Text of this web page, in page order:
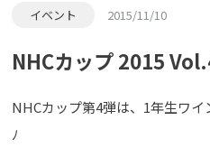
イベント 2015/11/10
NHCカップ 2015
NHCカップ第4弾は、1年生ワ
ﾉ